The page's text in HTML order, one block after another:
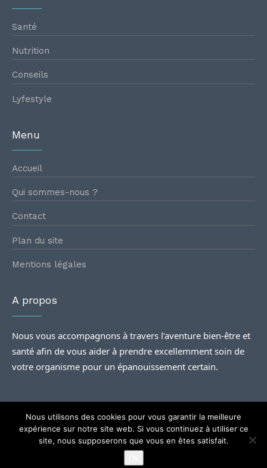
Santé
Nutrition
Conseils
Lyfestyle
Menu
Accueil
Qui sommes-nous ?
Contact
Plan du site
Mentions légales
A propos
Nous vous accompagnons à travers l’aventure bien-être et
santé afin de vous aider à prendre excellemment soin de
votre organisme pour un épanouissement certain.
Rencontres santé | Tous droits Réservés.
Nous utilisons des cookies pour vous garantir la meilleure
expérience sur notre site web. Si vous continuez à utiliser ce
site, nous supposerons que vous en êtes satisfait.